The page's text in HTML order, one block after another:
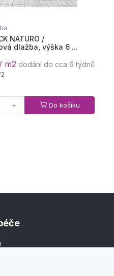
NATURO /
dlažba, výška 6 ...
m2 dodání do cca 6 týdnů
+ Do košíku